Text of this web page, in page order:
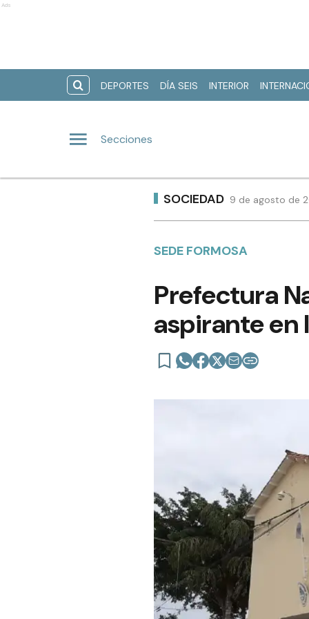
Ads
DEPORTES DÍA SEIS INTERIOR
Secciones
SOCIEDAD 9 de agosto de
SEDE FORMOSA
Prefectura
aspirante en